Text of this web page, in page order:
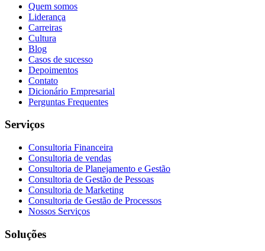
Quem somos
Liderança
Carreiras
Cultura
Blog
Casos de sucesso
Depoimentos
Contato
Dicionário Empresarial
Perguntas Frequentes
Serviços
Consultoria Financeira
Consultoria de vendas
Consultoria de Planejamento e Gestão
Consultoria de Gestão de Pessoas
Consultoria de Marketing
Consultoria de Gestão de Processos
Nossos Serviços
Soluções